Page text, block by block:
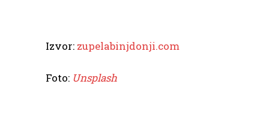
Izvor: zupelabinjdonji.com
Foto: Unsplash